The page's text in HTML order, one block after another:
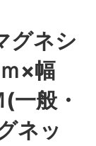
グネシ
×幅
一般・
ネッ